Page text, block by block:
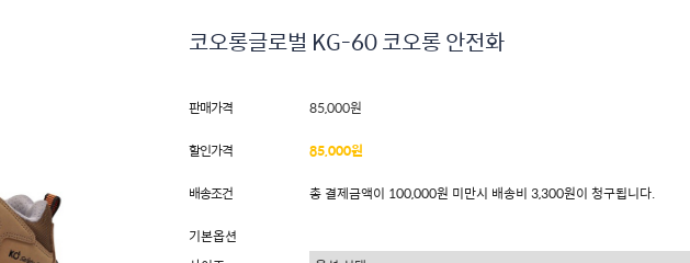
코오롱글로벌 KG-60 코오롱 안전화
판매가격 85,000원
할인가격 85,000원
배송조건 총 결제금액이 100,000원 미만시 배송비 3,300원이 청구됩니다.
기본옵션